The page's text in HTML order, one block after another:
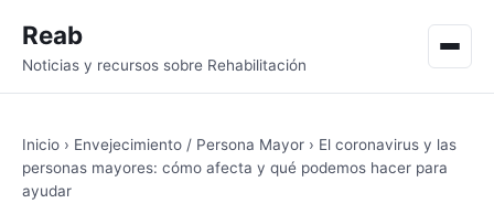
Reab
Noticias y recursos sobre Rehabilitación
Inicio › Envejecimiento / Persona Mayor › El coronavirus y las
personas mayores: cómo afecta y qué podemos hacer para
ayudar